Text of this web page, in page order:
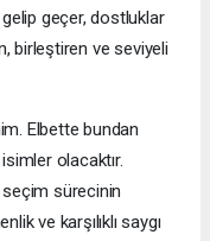
geçer, dostluklar
birleştiren ve seviyeli
Elbette bundan
isimler olacaktır.
seçim sürecinin
ve karşılıklı saygı